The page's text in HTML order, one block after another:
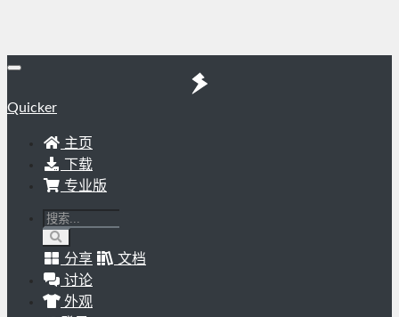
Quicker
主页
下载
专业版
分享
文档
讨论
外观